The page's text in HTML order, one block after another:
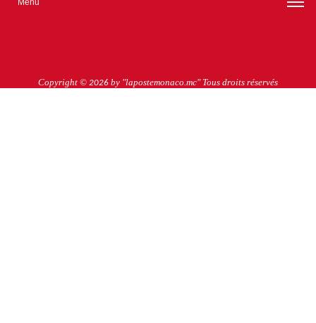
Menu
Copyright © 2026 by "lapostemonaco.mc" Tous droits réservés